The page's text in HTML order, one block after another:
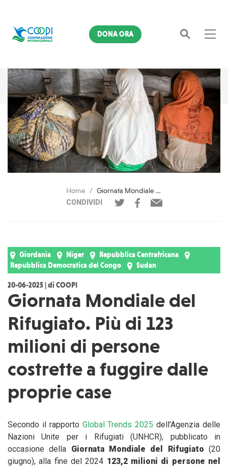
Cerca
DONA ORA
Home
Giornata Mondiale del Rifugiato. Più di 123 milioni di persone costrette a fuggire dalle proprie case
CONDIVIDI
Giordania Niger
Repubblica Centrafricana
Repubblica Democratica del Congo
Sudan
20-06-2025 | di COOPI
Giornata Mondiale del
Rifugiato. Più di 123
milioni di persone
costrette a fuggire dalle
proprie case
Secondo il rapporto Global Trends 2025 dell’Agenzia delle
Nazioni Unite per i Rifugiati (UNHCR), pubblicato in
occasione della Giornata Mondiale del Rifugiato (20
giugno), alla fine del 2024 123,2 milioni di persone nel